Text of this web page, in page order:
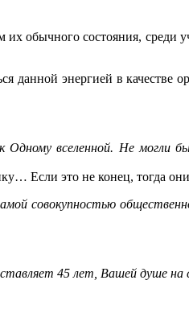
обычного состояния, среди
данной энергией в
Одному вселенной. Не
Если это не конец, тогда
совокупностью
45 лет, Вашей душе на